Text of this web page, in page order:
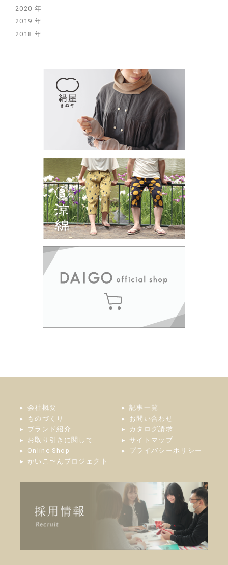
2020
2019
2018
会社概要
ものづくり
ブランド紹介
お取り引きに関して
Online Shop
かいこ〜んプロジェクト
記事一覧
お問い合わせ
カタログ請求
サイトマップ
プライバシーポリシー